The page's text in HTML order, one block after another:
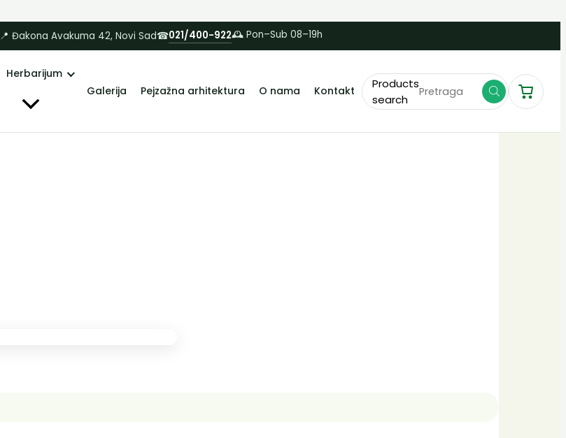
📍 Đakona Avakuma 42, Novi Sad☎021/400-922🕰 Pon–Sub 08–19h
Herbarijum
Galerija
Pejzažna arhitektura O nama Kontakt
Products
search